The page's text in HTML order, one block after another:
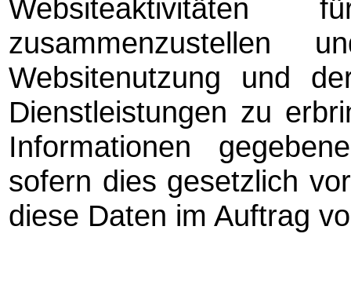
Websiteaktivitäten
Websitenutzung und
Dienstleistungen zu
Informationen
sofern dies gesetzlich
diese Daten im Auftrag